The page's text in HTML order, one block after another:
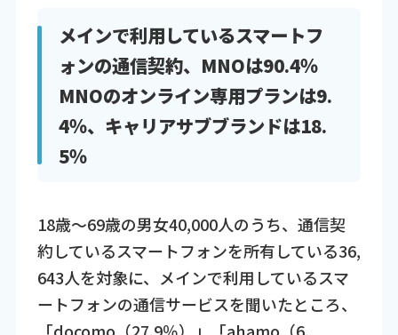
メインで利用しているスマートフ
ォンの通信契約、MNOは90.4％
MNOのオンライン専用プランは9.
4％、キャリアサブブランドは18.
5％
18歳～69歳の男女40,000人のうち、通信契
約しているスマートフォンを所有している36,
643人を対象に、メインで利用しているスマ
ートフォンの通信サービスを聞いたところ、